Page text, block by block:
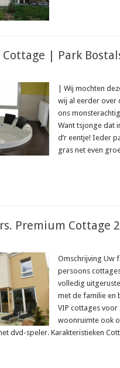
| Park
| Wij mochten
wij al eerder over
ons
Want tsjonge dat
d’r eentje! Ieder
gras net even
Premium Cottage
Omschrijving Uw
persoons
volledig
met de familie en
VIP cottages voor
woonruimte ook
dvd-speler. Karakteristieken